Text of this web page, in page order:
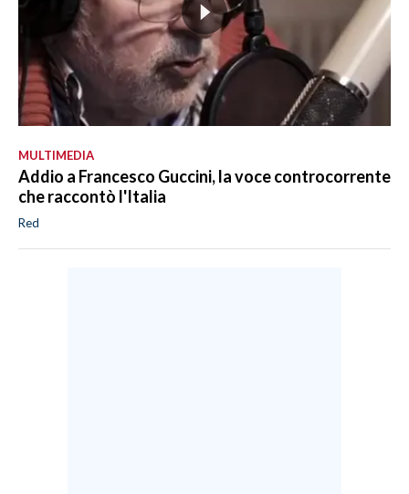
MULTIMEDIA
Addio a Francesco Guccini, la voce controcorrente
che raccontò l'Italia
Red